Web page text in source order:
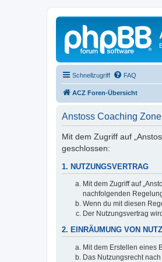
Schnellzugriff FAQ
ACZ Foren-Übersicht
Anstoss Coaching
Mit dem Zugriff auf
geschlossen:
1. NUTZUNGSVERTRAG
Mit dem Zugriff auf
nachfolgenden
Wenn du mit diesen
Der Nutzungsvertrag
2. EINRÄUMUNG VON
Mit dem Erstellen eines
Das Nutzungsrecht